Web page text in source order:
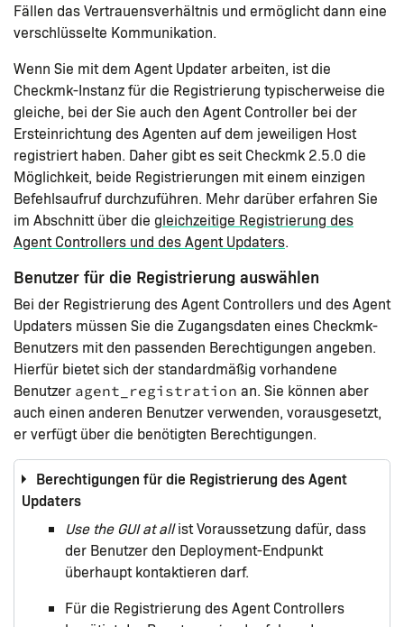
Fällen das Vertrauensverhältnis und ermöglicht dann eine
verschlüsselte Kommunikation.
Wenn Sie mit dem Agent Updater arbeiten, ist die
Checkmk-Instanz für die Registrierung typischerweise die
gleiche, bei der Sie auch den Agent Controller bei der
Ersteinrichtung des Agenten auf dem jeweiligen Host
registriert haben. Daher gibt es seit Checkmk 2.5.0 die
Möglichkeit, beide Registrierungen mit einem einzigen
Befehlsaufruf durchzuführen. Mehr darüber erfahren Sie
im Abschnitt über die gleichzeitige Registrierung des
Agent Controllers und des Agent Updaters.
Benutzer für die Registrierung auswählen
Bei der Registrierung des Agent Controllers und des Agent
Updaters müssen Sie die Zugangsdaten eines Checkmk-
Benutzers mit den passenden Berechtigungen angeben.
Hierfür bietet sich der standardmäßig vorhandene
Benutzer agent_registration an. Sie können aber
auch einen anderen Benutzer verwenden, vorausgesetzt,
er verfügt über die benötigten Berechtigungen.
Berechtigungen für die Registrierung des Agent
Updaters
Use the GUI at allist Voraussetzung dafür, dass
der Benutzer den Deployment-Endpunkt
überhaupt kontaktieren darf.
Für die Registrierung des Agent Controllers